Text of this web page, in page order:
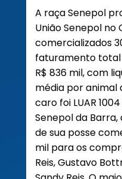
A raça Senepol
União Senepol
comercializados
faturamento
R$ 836 mil, com
média por animal
caro foi LUAR
Senepol da
de sua posse
mil para os
Reis, Gustavo